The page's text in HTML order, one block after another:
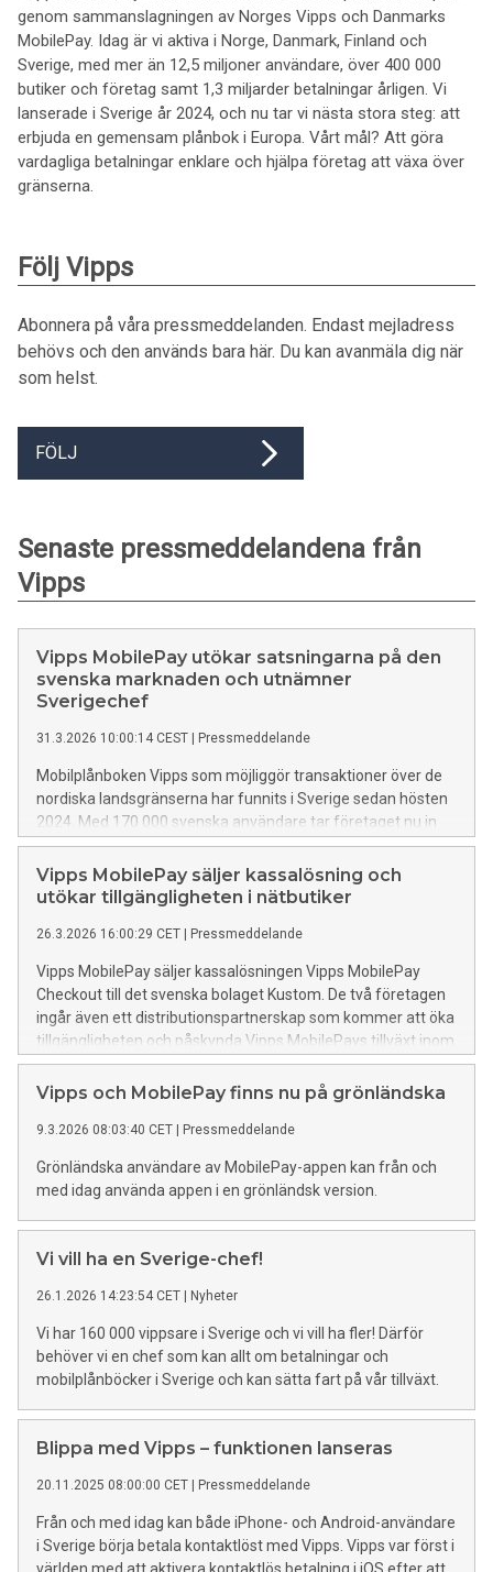
genom sammanslagningen av Norges Vipps och Danmarks
MobilePay. Idag är vi aktiva i Norge, Danmark, Finland och
Sverige, med mer än 12,5 miljoner användare, över 400 000
butiker och företag samt 1,3 miljarder betalningar årligen. Vi
lanserade i Sverige år 2024, och nu tar vi nästa stora steg: att
erbjuda en gemensam plånbok i Europa. Vårt mål? Att göra
vardagliga betalningar enklare och hjälpa företag att växa över
gränserna.
Följ Vipps
Abonnera på våra pressmeddelanden. Endast mejladress
behövs och den används bara här. Du kan avanmäla dig när
som helst.
FÖLJ
Senaste pressmeddelandena från
Vipps
Vipps MobilePay utökar satsningarna på den
svenska marknaden och utnämner
Sverigechef
31.3.2026 10:00:14 CEST Pressmeddelande
Mobilplånboken Vipps som möjliggör transaktioner över de
nordiska landsgränserna har funnits i Sverige sedan hösten
2024. Med 170 000 svenska användare tar företaget nu in
Ida Ryde som Sverigechef för att accelerera tillväxten.
Vipps MobilePay säljer kassalösning och
utökar tillgängligheten i nätbutiker
26.3.2026 16:00:29 CET Pressmeddelande
Vipps MobilePay säljer kassalösningen Vipps MobilePay
Checkout till det svenska bolaget Kustom. De två företagen
ingår även ett distributionspartnerskap som kommer att öka
tillgängligheten och påskynda Vipps MobilePays tillväxt inom
e-handel.
Vipps och MobilePay finns nu på grönländska
9.3.2026 08:03:40 CET Pressmeddelande
Grönländska användare av MobilePay-appen kan från och
med idag använda appen i en grönländsk version.
Vi vill ha en Sverige-chef!
26.1.2026 14:23:54 CET Nyheter
Vi har 160 000 vippsare i Sverige och vi vill ha fler! Därför
behöver vi en chef som kan allt om betalningar och
mobilplånböcker i Sverige och kan sätta fart på vår tillväxt.
Blippa med Vipps – funktionen lanseras
20.11.2025 08:00:00 CET Pressmeddelande
Från och med idag kan både iPhone- och Android-användare
i Sverige börja betala kontaktlöst med Vipps. Vipps var först i